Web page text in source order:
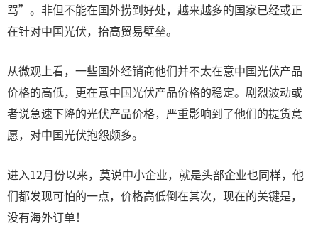
骂”。非但不能在国外捞到好处，越来越多的国家已经或正
在针对中国光伏，抬高贸易壁垒。
从微观上看，一些国外经销商他们并不太在意中国光伏产品
价格的高低，更在意中国光伏产品价格的稳定。剧烈波动或
者说急速下降的光伏产品价格，严重影响到了他们的提货意
愿，对中国光伏抱怨颇多。
进入12月份以来，莫说中小企业，就是头部企业也同样，他
们都发现可怕的一点，价格高低倒在其次，现在的关键是，
没有海外订单！